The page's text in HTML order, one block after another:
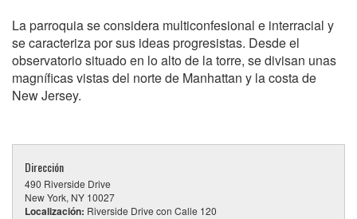
La parroquia se considera multiconfesional e interracial y
se caracteriza por sus ideas progresistas. Desde el
observatorio situado en lo alto de la torre, se divisan unas
magníficas vistas del norte de Manhattan y la costa de
New Jersey.
Dirección
490 Riverside Drive
New York, NY 10027
Localización: Riverside Drive con Calle 120